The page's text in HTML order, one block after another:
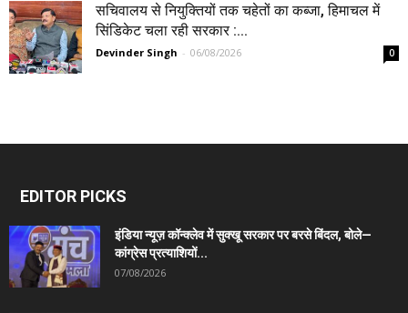
सचिवालय से नियुक्तियों तक चहेतों का कब्जा, हिमाचल में
सिंडिकेट चला रही सरकार :...
Devinder Singh - 06/08/2026 0
EDITOR PICKS
इंडिया न्यूज़ कॉन्क्लेव में सुक्खू सरकार पर बरसे बिंदल, बोले—
कांग्रेस प्रत्याशियों...
07/08/2026